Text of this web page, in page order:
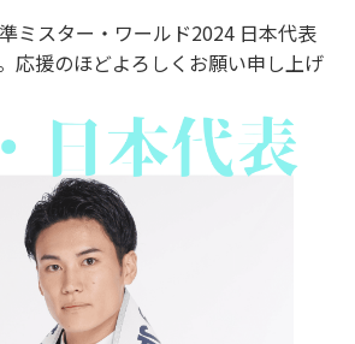
ミスター・ワールド2024 日本代表
応援のほどよろしくお願い申し上げ